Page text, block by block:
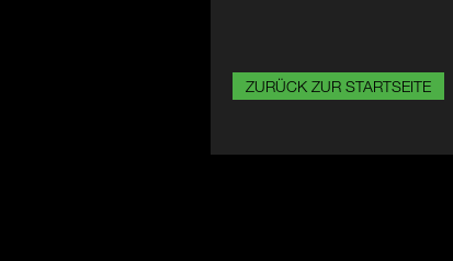
ZURÜCK ZUR STARTSEITE